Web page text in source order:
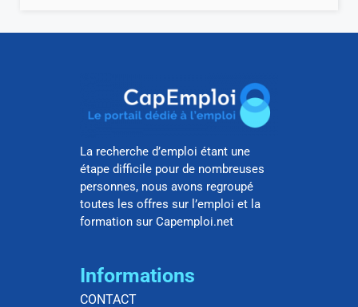
La recherche d’emploi étant une
étape difficile pour de nombreuses
personnes, nous avons regroupé
toutes les offres sur l’emploi et la
formation sur Capemploi.net
Informations
CONTACT